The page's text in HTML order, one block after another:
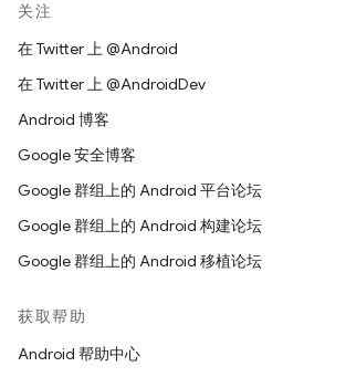
关注
在 Twitter 上 @Android
在 Twitter 上 @AndroidDev
Android 博客
Google 安全博客
Google 群组上的 Android 平台论坛
Google 群组上的 Android 构建论坛
Google 群组上的 Android 移植论坛
获取帮助
Android 帮助中心